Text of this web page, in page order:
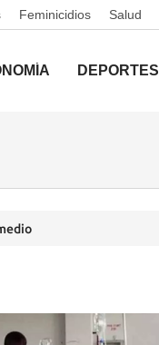
Feminicidios Salud
DEPORTES